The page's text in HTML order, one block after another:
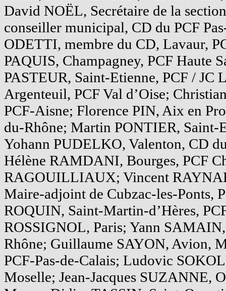
David NOËL, Secrétaire de la
conseiller municipal, CD du PCF
ODETTI, membre du CD, Lavaur,
PAQUIS, Champagney, PCF Haute
PASTEUR, Saint-Etienne, PCF /
Argenteuil, PCF Val d’Oise;
PCF-Aisne; Florence PIN, Aix en
du-Rhône; Martin PONTIER, Saint-
Yohann PUDELKO, Valenton, CD
Hélène RAMDANI, Bourges, PCF
RAGOUILLIAUX; Vincent
Maire-adjoint de Cubzac-les-Ponts,
ROQUIN, Saint-Martin-d’Hères,
ROSSIGNOL, Paris; Yann
Rhône; Guillaume SAYON, Avion,
PCF-Pas-de-Calais; Ludovic
Moselle; Jean-Jacques SUZANNE,